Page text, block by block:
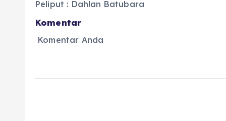
Peliput : Dahlan Batubara
Komentar
Komentar Anda